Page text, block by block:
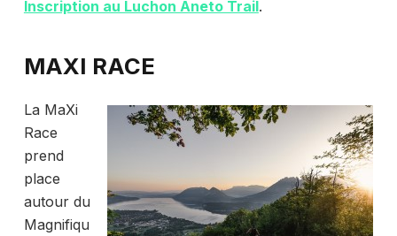
Inscription au Luchon Aneto Trail.
MAXI RACE
La MaXi
Race
prend
place
autour du
Magnifiqu